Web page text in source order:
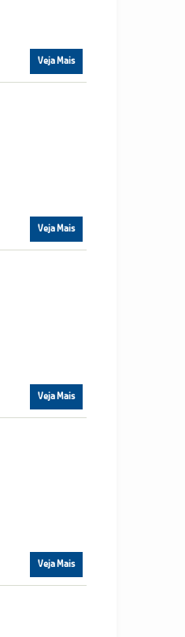
Veja Mais
Veja Mais
Veja Mais
Veja Mais